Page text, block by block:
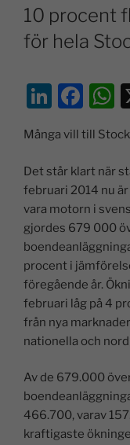
10 procent
för hela
Li
k
e
dI
n
F
c
e
b
o
o
k
s
p
p
Många vill till
Det står klart när
februari 2014 nu
vara motorn i
gjordes 679 000
procent i
föregående år.
februari låg på 4
från nya
nationella och
Av de 679.000
466.700, varav
kraftigaste